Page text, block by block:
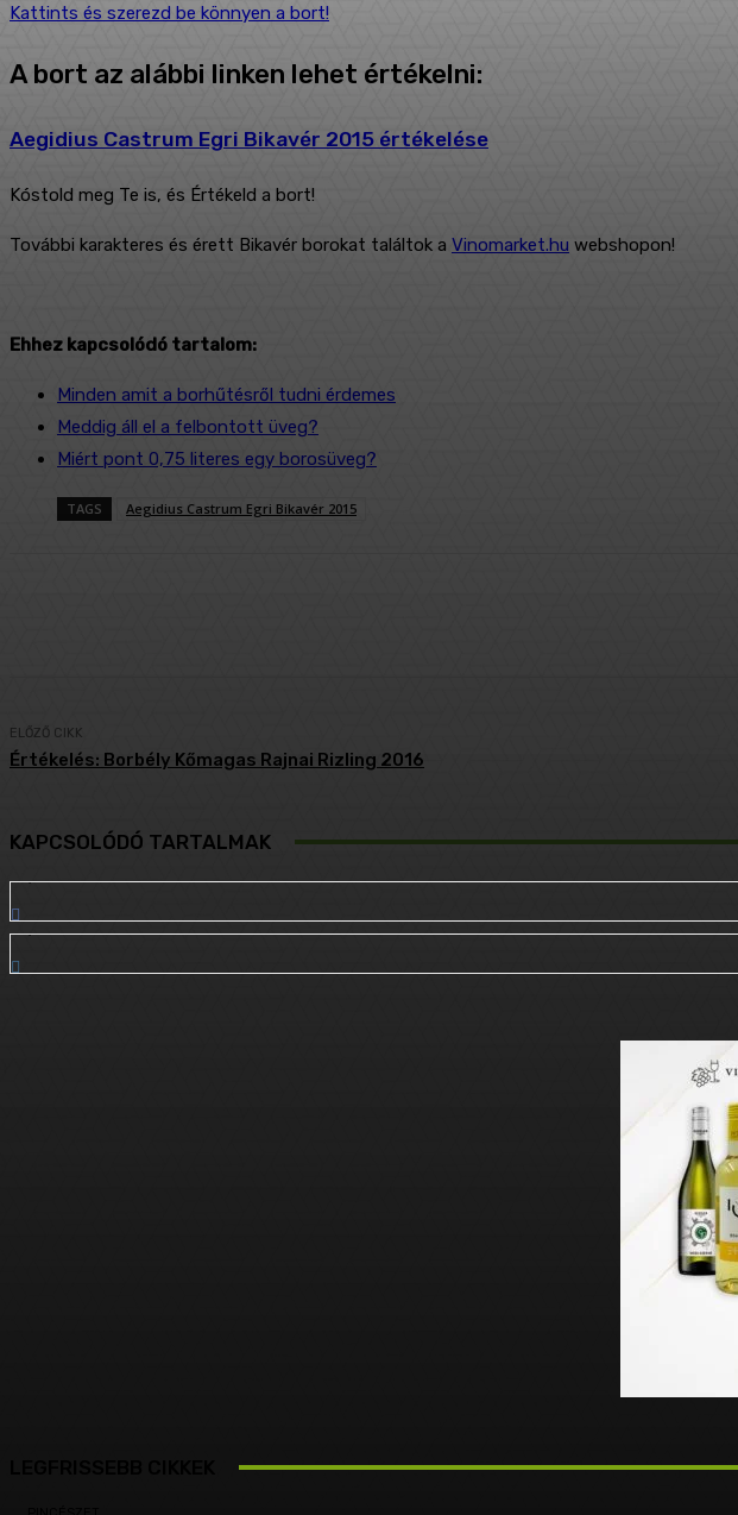
Kattints és szerezd be könnyen a bort!
A bort az alábbi linken lehet értékelni:
Aegidius Castrum Egri Bikavér 2015 értékelése
Kóstold meg Te is, és Értékeld a bort!
További karakteres és érett Bikavér borokat találtok a Vinomarket.hu webshopon!
Ehhez kapcsolódó tartalom:
Minden amit a borhűtésről tudni érdemes
Meddig áll el a felbontott üveg?
Miért pont 0,75 literes egy borosüveg?
TAGS Aegidius Castrum Egri Bikavér 2015
ELŐZŐ CIKK
Értékelés: Borbély Kőmagas Rajnai Rizling 2016
KAPCSOLÓDÓ TARTALMAK